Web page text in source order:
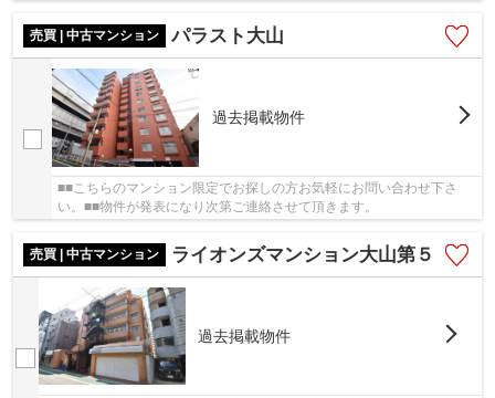
売買 | 中古マンション パラスト大山
過去掲載物件
■■こちらのマンション限定でお探しの方お気軽にお問い合わせ下さ
い。■■物件が発表になり次第ご連絡させて頂きます。
売買 | 中古マンション ライオンズマンション大山第５
過去掲載物件